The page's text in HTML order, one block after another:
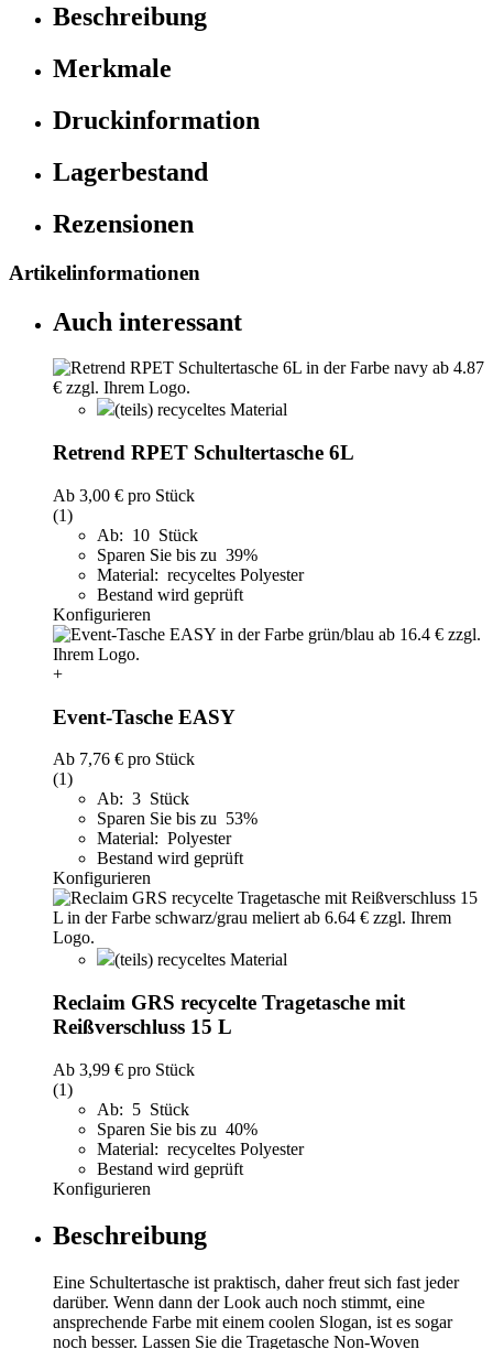
Beschreibung
Merkmale
Druckinformation
Lagerbestand
Rezensionen
Artikelinformationen
Auch interessant
(teils) recyceltes Material
Retrend RPET Schultertasche 6L
Ab 3,00 € pro Stück
(1)
Ab: 10 Stück
Sparen Sie bis zu 39%
Material: recyceltes Polyester
Bestand wird geprüft
Konfigurieren
+
Event-Tasche EASY
Ab 7,76 € pro Stück
(1)
Ab: 3 Stück
Sparen Sie bis zu 53%
Material: Polyester
Bestand wird geprüft
Konfigurieren
(teils) recyceltes Material
Reclaim GRS recycelte Tragetasche mit
Reißverschluss 15 L
Ab 3,99 € pro Stück
(1)
Ab: 5 Stück
Sparen Sie bis zu 40%
Material: recyceltes Polyester
Bestand wird geprüft
Konfigurieren
Beschreibung
Eine Schultertasche ist praktisch, daher freut sich fast jeder
darüber. Wenn dann der Look auch noch stimmt, eine
ansprechende Farbe mit einem coolen Slogan, ist es sogar
noch besser. Lassen Sie die Tragetasche Non-Woven